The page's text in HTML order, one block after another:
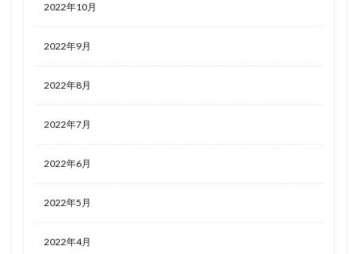
2022年10月
2022年9月
2022年8月
2022年7月
2022年6月
2022年5月
2022年4月